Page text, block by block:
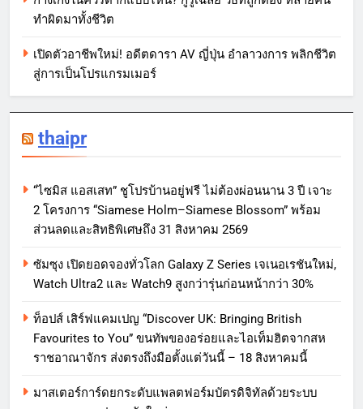
ทำผิดมาทั้งชีวิต
เปิดตัวอาชีพใหม่! อดีตดารา AV ญี่ปุ่น อำลาวงการ พลิกชีวิต
สู่การเป็นโปรแกรมเมอร์
thaipr
“ไซมิส แอสเสท” ชูโปรบ้านอยู่ฟรี ไม่ต้องผ่อนนาน 3 ปี เจาะ
2 โครงการ “Siamese Holm–Siamese Blossom” พร้อม
ส่วนลดและสิทธิพิเศษถึง 31 สิงหาคม 2569
ซัมซุง เปิดยอดจองทั่วโลก Galaxy Z Series เจเนอเรชันใหม่,
Watch Ultra2 และ Watch9 สูงกว่ารุ่นก่อนหน้ากว่า 30%
ท็อปส์ เสิร์ฟแคมเปญ “Discover UK: Bringing British
Favourites to You” ขนทัพของอร่อยและไอเท็มฮิตจากสห
ราชอาณาจักร ส่งตรงถึงมือตั้งแต่วันนี้ – 18 สิงหาคมนี้
มาสเตอร์การ์ดยกระดับแพลตฟอร์มบัตรดิจิทัลด้วยระบบ